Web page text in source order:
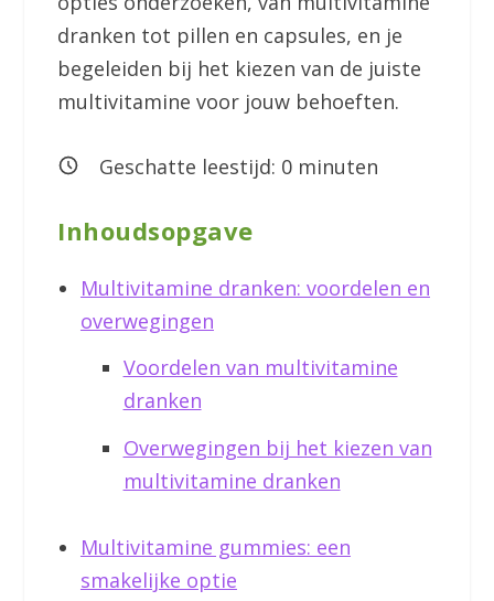
dranken tot pillen en capsules, en je
begeleiden bij het kiezen van de juiste
multivitamine voor jouw behoeften.
Geschatte leestijd: 0 minuten
Inhoudsopgave
Multivitamine dranken: voordelen en
overwegingen
Voordelen van multivitamine
dranken
Overwegingen bij het kiezen van
multivitamine dranken
Multivitamine gummies: een
smakelijke optie